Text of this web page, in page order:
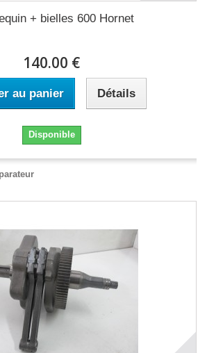
+ bielles 600 Hornet
140.00 €
au panier Détails
Disponible